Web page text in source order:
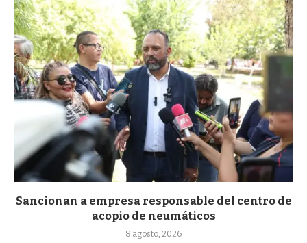
Sancionan a empresa responsable del centro de
acopio de neumáticos
8 agosto, 2026